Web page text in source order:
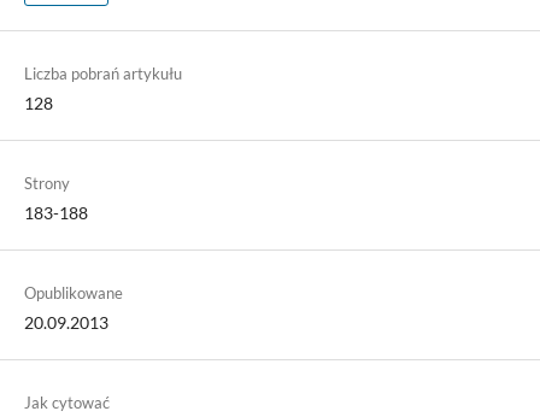
Liczba pobrań artykułu
128
Strony
183-188
Opublikowane
20.09.2013
Jak cytować